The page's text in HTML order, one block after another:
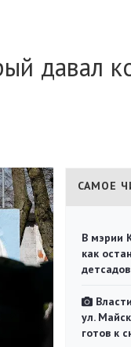
давал
САМОЕ
В мэрии
как
детсадов
ул.
готов к